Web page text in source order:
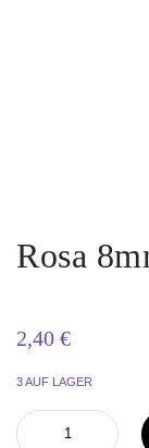
Rosa
2,40 €
3 AUF LAGER